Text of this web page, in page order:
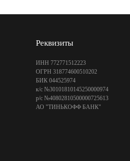
Реквизиты
ИНН 772771512223
ОГРН 318774600510202
БИК 044525974
к/с №30101810145250000974
р/с №40802810500000725613
АО "ТИНЬКОФФ БАНК"